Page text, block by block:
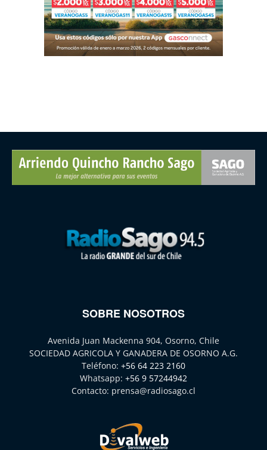
SOBRE NOSOTROS
Avenida Juan Mackenna 904, Osorno, Chile
SOCIEDAD AGRICOLA Y GANADERA DE OSORNO A.G.
Teléfono: +56 64 223 2160
Whatsapp: +56 9 57244942
Contacto: prensa@radiosago.cl